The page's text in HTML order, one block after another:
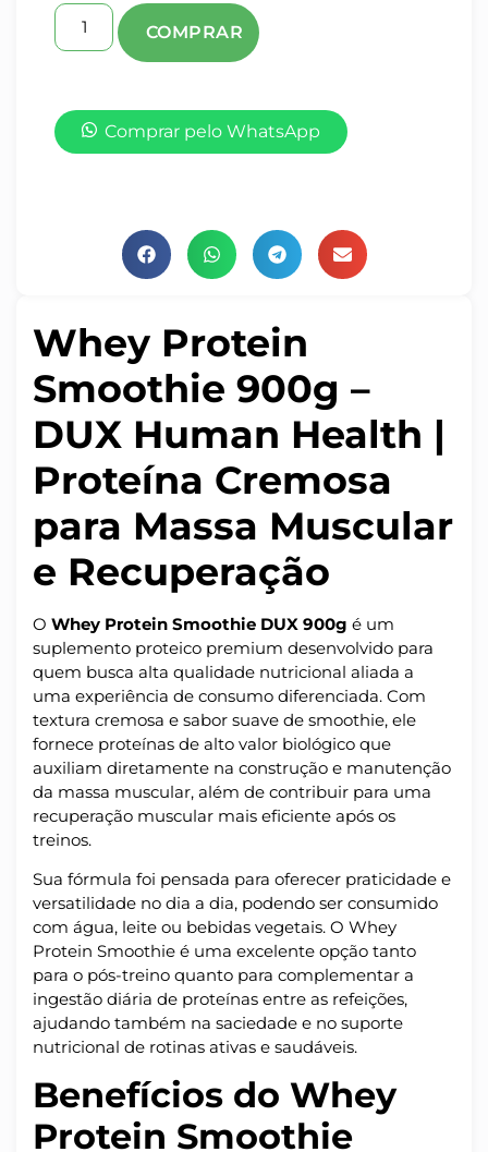
Whey Protein
Smoothie 900g –
DUX Human Health |
Proteína Cremosa
para Massa Muscular
e Recuperação
O Whey Protein Smoothie DUX 900g é um
suplemento proteico premium desenvolvido para
quem busca alta qualidade nutricional aliada a
uma experiência de consumo diferenciada. Com
textura cremosa e sabor suave de smoothie, ele
fornece proteínas de alto valor biológico que
auxiliam diretamente na construção e manutenção
da massa muscular, além de contribuir para uma
recuperação muscular mais eficiente após os
treinos.
Sua fórmula foi pensada para oferecer praticidade e
versatilidade no dia a dia, podendo ser consumido
com água, leite ou bebidas vegetais. O Whey
Protein Smoothie é uma excelente opção tanto
para o pós-treino quanto para complementar a
ingestão diária de proteínas entre as refeições,
ajudando também na saciedade e no suporte
nutricional de rotinas ativas e saudáveis.
Benefícios do Whey
Protein Smoothie
Comprar pelo WhatsApp